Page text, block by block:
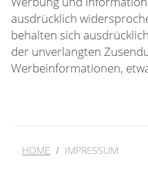
ausdrücklich
behalten sich
der unverlangten
Werbeinformationen,
HOME IMPRESSUM